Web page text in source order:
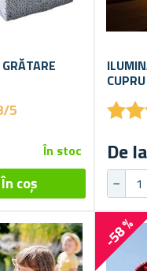
5
În stoc
★★
★★
De
-58 %